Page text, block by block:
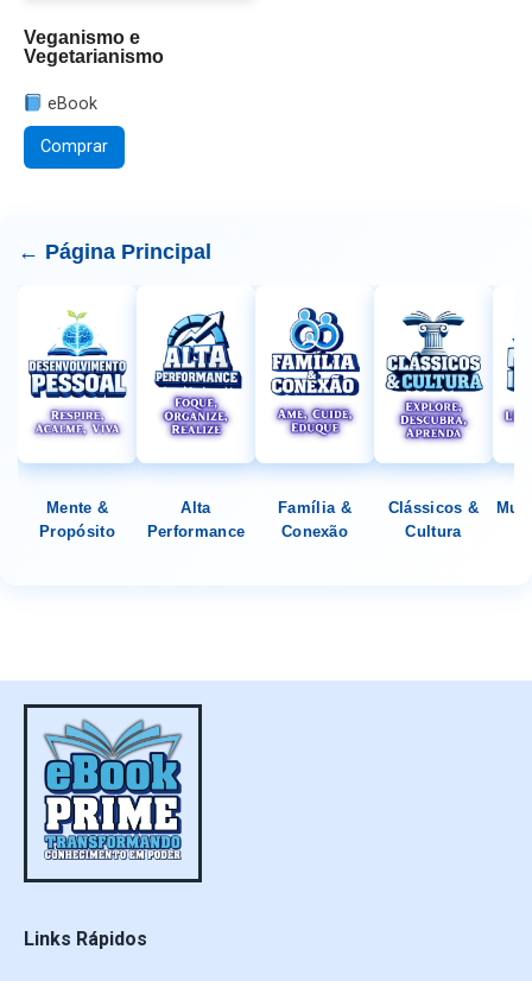
Veganismo e
Vegetarianismo
eBook
Comprar
← Página Principal
Mente &
Propósito
Alta
Performance
Família &
Conexão
Clássicos &
Cultura
Links Rápidos